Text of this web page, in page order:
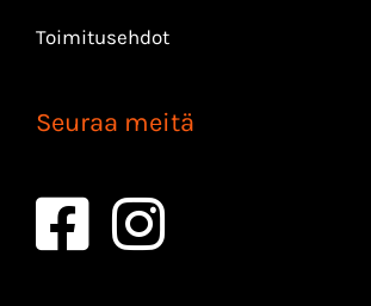
Toimitusehdot
Seuraa meitä